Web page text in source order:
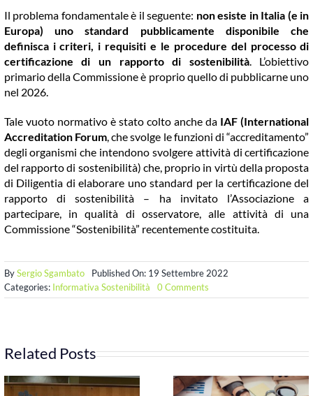
Il problema fondamentale è il seguente: non esiste in Italia (e in
Europa) uno standard pubblicamente disponibile che
definisca i criteri, i requisiti e le procedure del processo di
certificazione di un rapporto di sostenibilità. L’obiettivo
primario della Commissione è proprio quello di pubblicarne uno
nel 2026.
Tale vuoto normativo è stato colto anche da IAF (International
Accreditation Forum, che svolge le funzioni di “accreditamento”
degli organismi che intendono svolgere attività di certificazione
del rapporto di sostenibilità) che, proprio in virtù della proposta
di Diligentia di elaborare uno standard per la certificazione del
rapporto di sostenibilità – ha invitato l’Associazione a
partecipare, in qualità di osservatore, alle attività di una
Commissione “Sostenibilità” recentemente costituita.
BySergio Sgambato
Published On: 19 Settembre 2022
Categories: Informativa Sostenibilità 0 Commentson
Diligentia
per
certificazione
del
Related Posts